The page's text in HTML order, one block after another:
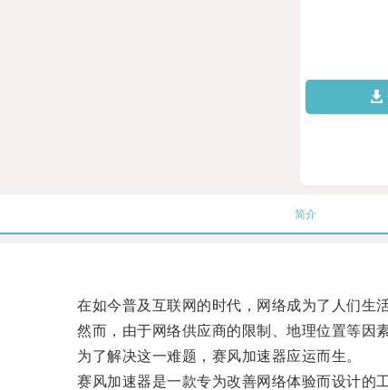
简介
在如今普及互联网的时代，网络成为了人们生活
然而，由于网络供应商的限制、地理位置等因素
为了解决这一难题，赛风加速器应运而生。
赛风加速器是一款专为改善网络体验而设计的工